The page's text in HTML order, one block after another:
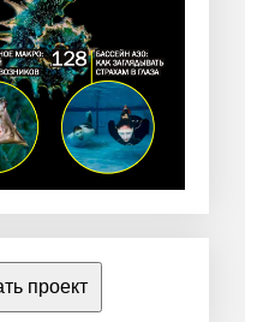
проект